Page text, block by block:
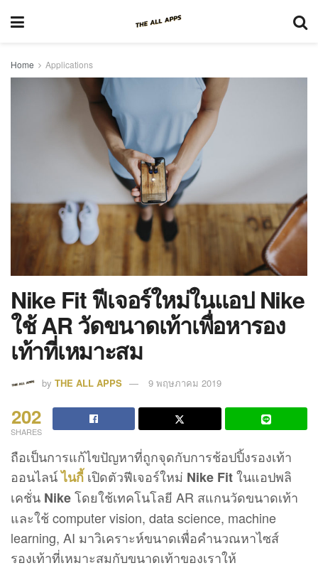
Home Applications
Nike Fit ฟีเจอร์ใหม่ในแอป Nike
ใช้ AR วัดขนาดเท้าเพื่อหารอง
เท้าที่เหมาะสม
by THE ALL APPS 9 พฤษภาคม 2019
202
SHARES
ถือเป็นการแก้ไขปัญหาที่ถูกจุดกับการช้อปปิ้งรองเท้า
ออนไลน์ไนกี้ เปิดตัวฟีเจอร์ใหม่ Nike Fitในแอปพลิ
เคชั่น Nikeโดยใช้เทคโนโลยี AR สแกนวัดขนาดเท้า
และใช้ computer vision, data science, machine
learning, AI มาวิเคราะห์ขนาดเพื่อคำนวณหาไซส์
รองเท้าที่เหมาะสมกับขนาดเท้าของเราให้